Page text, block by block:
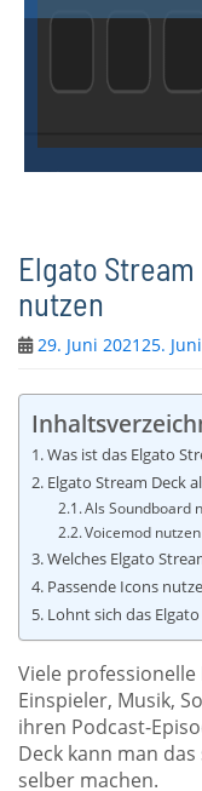
Elgato
nutzen
29. Juni 202125.
Was ist das Elgato
Elgato Stream Deck
Als Soundboard
Voicemod nutzen
Welches Elgato
Passende Icons
Lohnt sich das
Viele professionelle
Einspieler, Musik,
ihren Podcast-
Deck kann man
selber machen.